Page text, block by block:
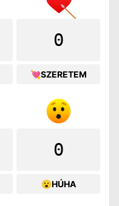
0
💘SZERETEM
0
😮HÚHA